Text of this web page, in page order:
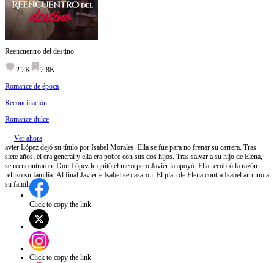
Reencuentro del destino
2.2K
2.8K
Romance de época
Reconciliación
Romance dulce
Ver ahora
avier López dejó su título por Isabel Morales. Ella se fue para no frenar su carrera. Tras
siete años, él era general y ella era pobre con sus dos hijos. Tras salvar a su hijo de Elena,
se reencontraron. Don López le quitó el nieto pero Javier la apoyó. Ella recobró la razón y
rehizo su familia. Al final Javier e Isabel se casaron. El plan de Elena contra Isabel arruinó a
su familia.
Click to copy the link
Click to copy the link